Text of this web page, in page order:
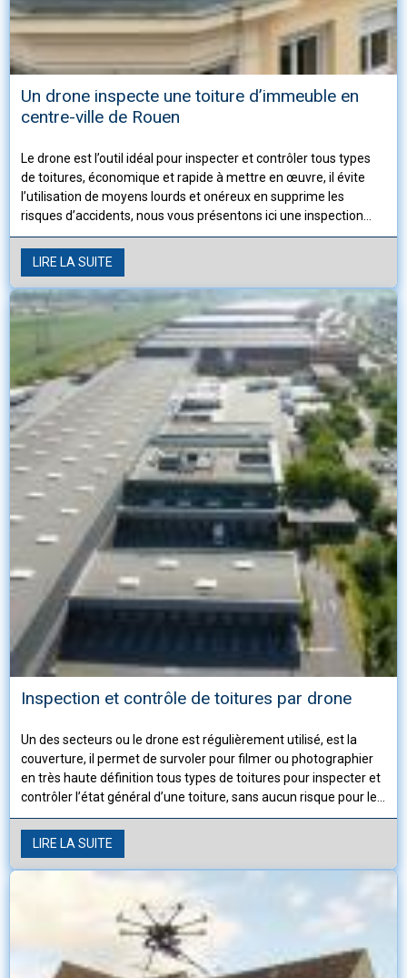
Un drone inspecte une toiture d’immeuble en
centre-ville de Rouen
Le drone est l’outil idéal pour inspecter et contrôler tous types
de toitures, économique et rapide à mettre en œuvre, il évite
l’utilisation de moyens lourds et onéreux en supprime les
risques d’accidents, nous vous présentons ici une inspection
d’une toiture d’immeuble située dans le centre de Rouen en
Seine-Maritime, Normandie.
LIRE LA SUITE
Inspection et contrôle de toitures par drone
Un des secteurs ou le drone est régulièrement utilisé, est la
couverture, il permet de survoler pour filmer ou photographier
en très haute définition tous types de toitures pour inspecter et
contrôler l’état général d’une toiture, sans aucun risque pour les
intervenants.
LIRE LA SUITE